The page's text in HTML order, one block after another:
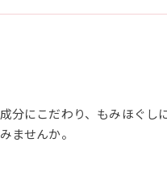
分にこだわり、もみほぐし
ませんか。